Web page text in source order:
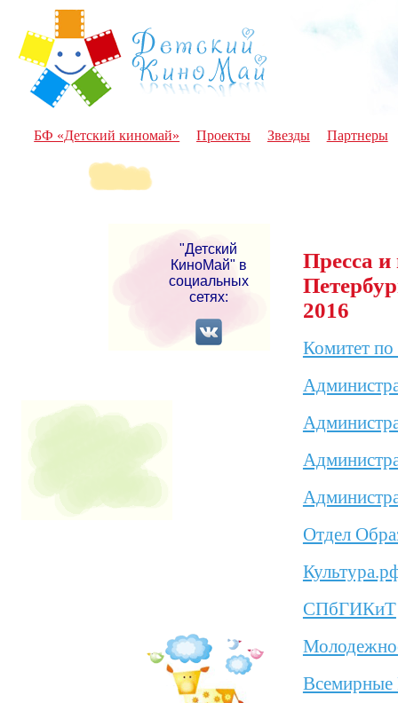
БФ «Детский киномай» Проекты Звезды Партнеры
"Детский
КиноМай" в
социальных
сетях:
Пресса
2016
Комитет по
Отдел
СПбГИКиТ
Всемирные